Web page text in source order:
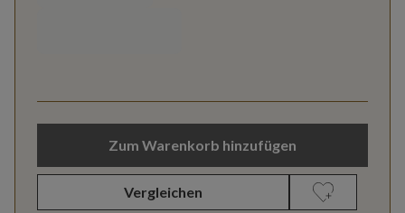
Zum Warenkorb hinzufügen
Vergleichen